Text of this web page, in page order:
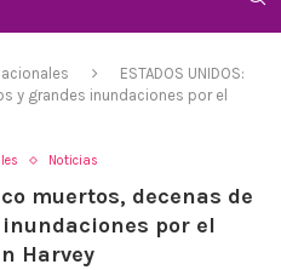
ESTADOS UNIDOS:
y grandes inundaciones por el
Noticias
muertos, decenas de
por el
Harvey